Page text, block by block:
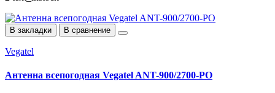
В закладки В сравнение
Vegatel
Антенна всепогодная Vegatel ANT-900/2700-PO